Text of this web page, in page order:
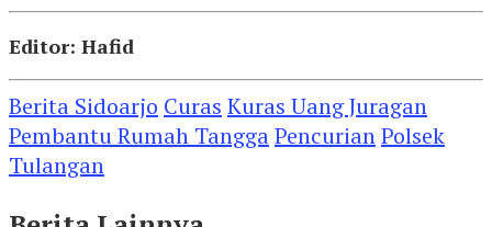
Editor: Hafid
Berita Sidoarjo Curas Kuras Uang Juragan
Pembantu Rumah TanggaPencurianPolsek
Tulangan